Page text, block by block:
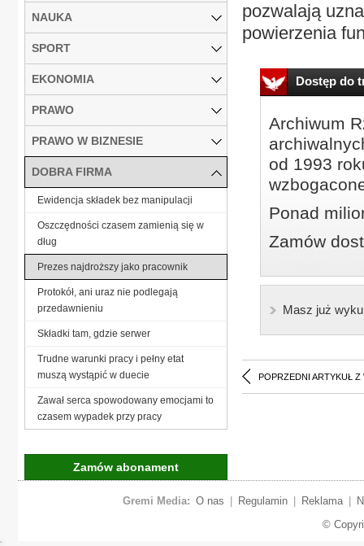
pozwalają
powierzenia
Dostęp do
Archiwum
od 1993
Ponad
Zamów
Masz już
POPRZEDNI ARTYKUŁ Z
NAUKA
SPORT
EKONOMIA
PRAWO
PRAWO W BIZNESIE
DOBRA FIRMA
Ewidencja składek bez manipulacji
Oszczędności czasem zamienią się w
dług
Prezes najdroższy jako pracownik
Protokół, ani uraz nie podlegają
przedawnieniu
Składki tam, gdzie serwer
Trudne warunki pracy i pełny etat
muszą wystąpić w duecie
Zawał serca spowodowany emocjami to
czasem wypadek przy pracy
Zamów abonament
Gremi Media: O nas Regulamin Reklama
©